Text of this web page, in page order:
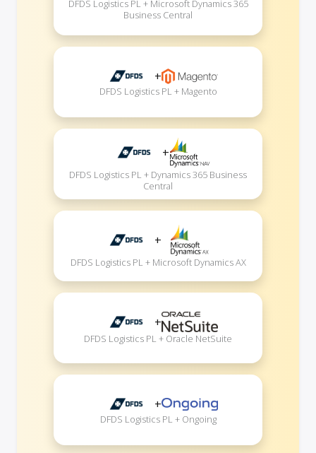
DFDS Logistics PL + Microsoft Dynamics 365
Business Central
+
DFDS Logistics PL + Magento
+
DFDS Logistics PL + Dynamics 365 Business
Central
+
DFDS Logistics PL + Microsoft Dynamics AX
+
DFDS Logistics PL + Oracle NetSuite
+
DFDS Logistics PL + Ongoing